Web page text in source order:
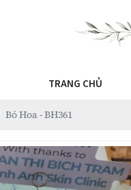
TRANG CHỦ
Bó Hoa - BH361